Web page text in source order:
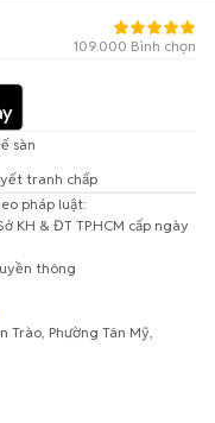
109.000 Bình chọn
sàn
tranh chấp
pháp luật:
KH & ĐT TP.HCM cấp ngày
thông
Trào, Phường Tân Mỹ,